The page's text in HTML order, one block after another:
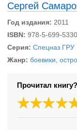
Сергей
Год издания: 2011
ISBN: 978-5-699-
Серия: Спецназ ГРУ
Жанр: боевики,
Прочитал